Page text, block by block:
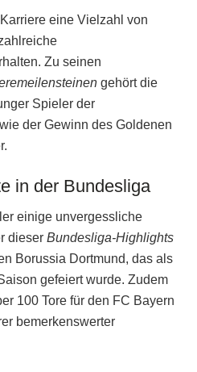
eine Vielzahl von
Zu seinen
gehört die
Spieler der
der Gewinn des Goldenen
in der Bundesliga
einige unvergessliche
dieser Bundesliga-Highlights
Borussia Dortmund, das als
gefeiert wurde. Zudem
100 Tore für den FC Bayern
bemerkenswerter